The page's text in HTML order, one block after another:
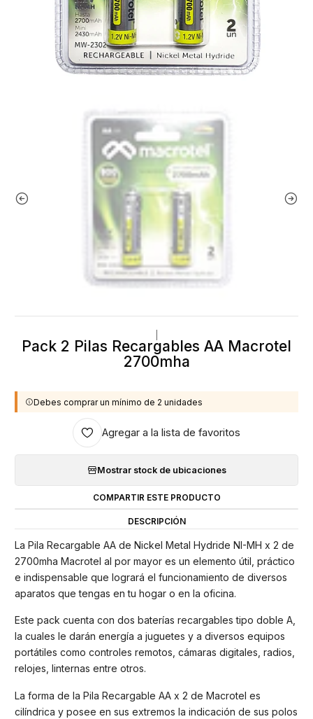
Pack 2 Pilas Recargables AA Macrotel
2700mha
Debes comprar un mínimo de 2 unidades
Agregar a la lista de favoritos
Mostrar stock de ubicaciones
COMPARTIR ESTE PRODUCTO
DESCRIPCIÓN
La Pila Recargable AA de Nickel Metal Hydride NI-MH x 2 de
2700mha Macrotel al por mayor es un elemento útil, práctico
e indispensable que logrará el funcionamiento de diversos
aparatos que tengas en tu hogar o en la oficina.
Este pack cuenta con dos baterías recargables tipo doble A,
la cuales le darán energía a juguetes y a diversos equipos
portátiles como controles remotos, cámaras digitales, radios,
relojes, linternas entre otros.
La forma de la Pila Recargable AA x 2 de Macrotel es
cilíndrica y posee en sus extremos la indicación de sus polos